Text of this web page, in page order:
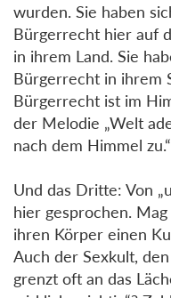
wurden. Sie haben
Bürgerrecht hier auf
in ihrem Land. Sie
Bürgerrecht in ihrem
Bürgerrecht ist im
der Melodie „Welt
nach dem Himmel
Und das Dritte: Von
hier gesprochen.
ihren Körper einen
Auch der Sexkult,
grenzt oft an das